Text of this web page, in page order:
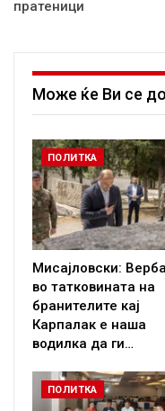
пратеници
Може ќе Ви се
ПОЛИТКА
Мисајловски:
во татковината на
бранителите кај
Карпалак е наша
водилка да ги…
ПОЛИТКА